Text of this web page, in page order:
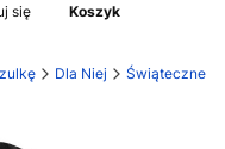
się Koszyk
Dla Niej Świąteczne